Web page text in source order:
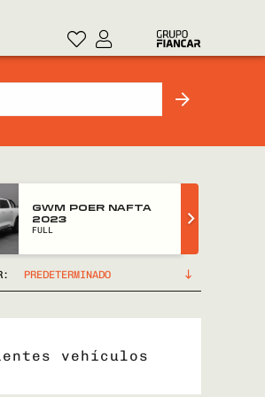
GWM POER NAFTA
2023
FULL
vehículos